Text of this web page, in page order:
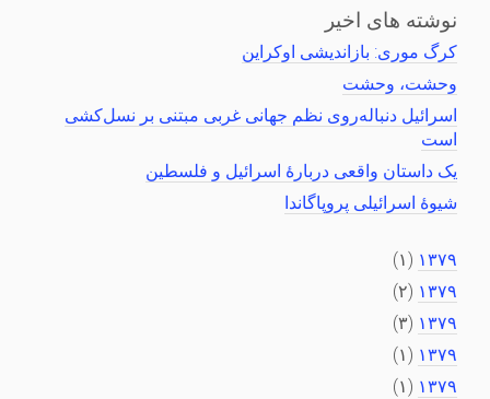
نوشته های اخیر
کرگ موری: بازاندیشی اوکراین
وحشت، وحشت
اسرائیل دنباله‌روی نظم جهانی غربی مبتنی بر نسل‌کشی
است
یک داستان واقعی دربارهٔ اسرائیل و فلسطین
شیوهٔ اسرائیلی پروپاگاندا
۱۳۷۹ (۱)
۱۳۷۹ (۲)
۱۳۷۹ (۳)
۱۳۷۹ (۱)
۱۳۷۹ (۱)